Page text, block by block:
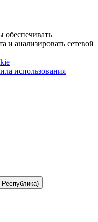
и анализировать сетевой
использования